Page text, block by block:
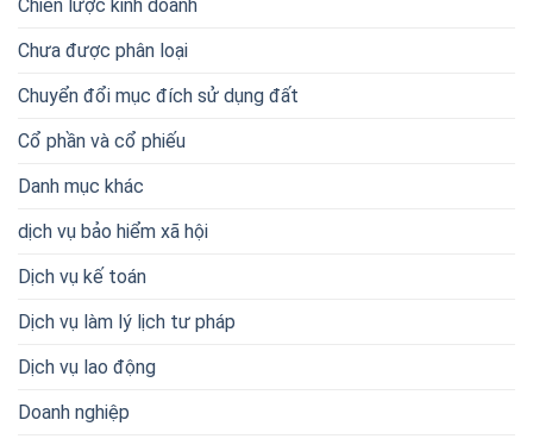
Chiến lược kinh doanh
Chưa được phân loại
Chuyển đổi mục đích sử dụng đất
Cổ phần và cổ phiếu
Danh mục khác
dịch vụ bảo hiểm xã hội
Dịch vụ kế toán
Dịch vụ làm lý lịch tư pháp
Dịch vụ lao động
Doanh nghiệp